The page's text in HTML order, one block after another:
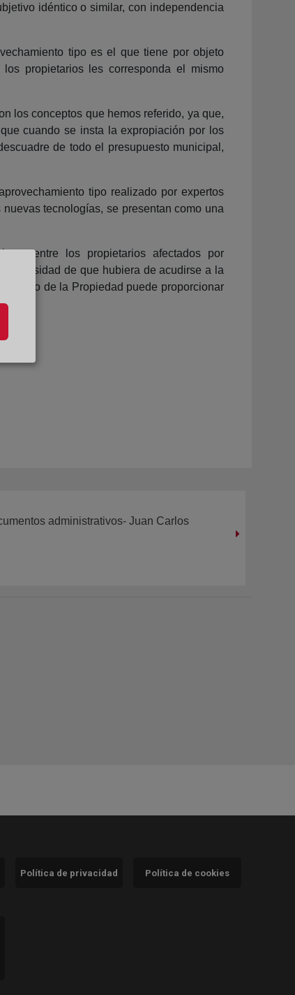
idéntico o similar, con independencia
tipo es el que tiene por objeto
propietarios les corresponda el mismo
los conceptos que hemos referido, ya que,
cuando se insta la expropiación por los
de todo el presupuesto municipal,
tipo realizado por expertos
tecnologías, se presentan como una
entre los propietarios afectados por
necesidad de que hubiera de acudirse a la
de la Propiedad puede proporcionar
administrativos- Juan Carlos
Política de privacidad Política de cookies